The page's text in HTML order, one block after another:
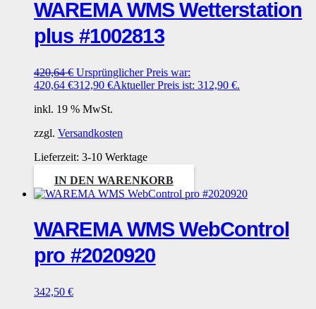
WAREMA WMS Wetterstation
plus #1002813
420,64€ Ursprünglicher Preis war:
420,64 €312,90 €Aktueller Preis ist: 312,90 €.
inkl. 19 % MwSt.
zzgl. Versandkosten
Lieferzeit: 3-10 Werktage
IN DEN WARENKORB
WAREMA WMS WebControl
pro #2020920
342,50 €